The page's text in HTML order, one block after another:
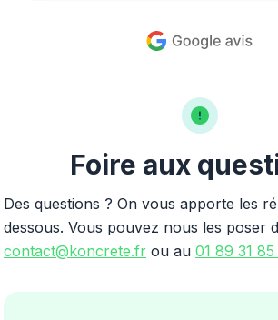
Foire aux
Des questions ? On vous apporte les
dessous. Vous pouvez nous les poser
contact@koncrete.fr ou au 01 89 31 85